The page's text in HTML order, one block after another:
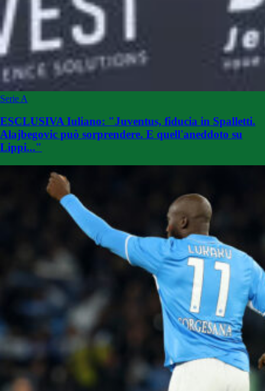
Serie A
ESCLUSIVA Iuliano: "Juventus, fiducia in Spalletti.
Alajbegovic può sorprendere. E quell'aneddoto su
Lippi..."